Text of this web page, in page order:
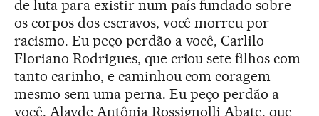
de luta para existir num país fundado sobre
os corpos dos escravos, você morreu por
racismo. Eu peço perdão a você, Carlilo
Floriano Rodrigues, que criou sete filhos com
tanto carinho, e caminhou com coragem
mesmo sem uma perna. Eu peço perdão a
você, Alayde Antônia Rossignolli Abate, que